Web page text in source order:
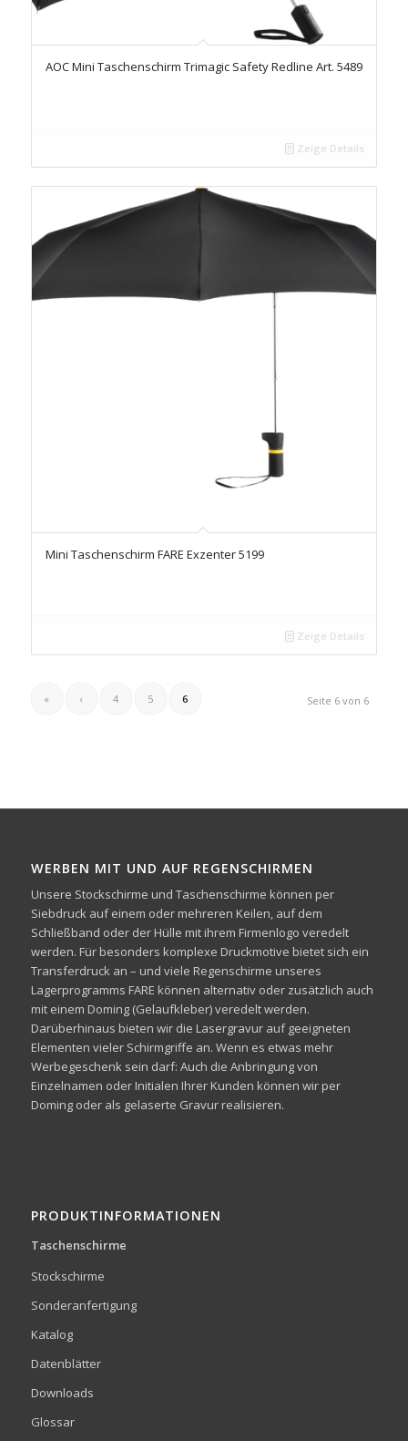
AOC Mini Taschenschirm Trimagic Safety Redline Art. 5489
Zeige Details
Mini Taschenschirm FARE Exzenter 5199
Zeige Details
Seite 6 von 6
« ‹ 4 5 6
WERBEN MIT UND AUF REGENSCHIRMEN
Unsere Stockschirme und Taschenschirme können per
Siebdruck auf einem oder mehreren Keilen, auf dem
Schließband oder der Hülle mit ihrem Firmenlogo veredelt
werden. Für besonders komplexe Druckmotive bietet sich ein
Transferdruck an – und viele Regenschirme unseres
Lagerprogramms FARE können alternativ oder zusätzlich auch
mit einem Doming (Gelaufkleber) veredelt werden.
Darüberhinaus bieten wir die Lasergravur auf geeigneten
Elementen vieler Schirmgriffe an. Wenn es etwas mehr
Werbegeschenk sein darf: Auch die Anbringung von
Einzelnamen oder Initialen Ihrer Kunden können wir per
Doming oder als gelaserte Gravur realisieren.
PRODUKTINFORMATIONEN
Taschenschirme
Stockschirme
Sonderanfertigung
Katalog
Datenblätter
Downloads
Glossar